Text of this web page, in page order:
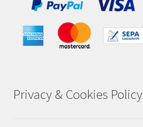
Privacy & Cookies Policy